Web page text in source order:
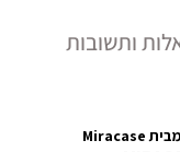
ותשובות